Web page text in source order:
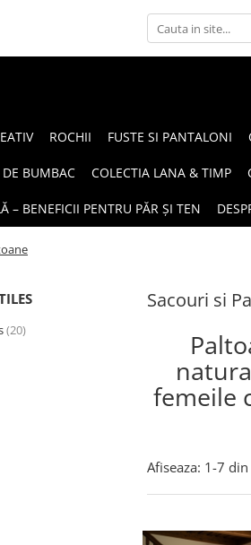
ROCHII FUSTE SI PANTALONI
DE BUMBAC COLECTIA LANA & TIMP
– BENEFICII PENTRU PĂR ȘI TEN
Sacouri si
femeile
(20)
Afiseaza: 1-7 din